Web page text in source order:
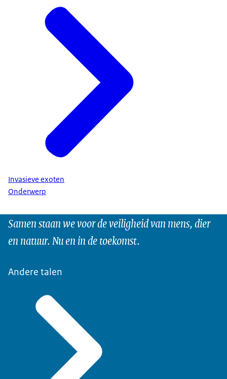
Invasieve exoten
Onderwerp
Samen staan we voor de veiligheid van mens, dier
en natuur. Nu en in de toekomst.
Andere talen